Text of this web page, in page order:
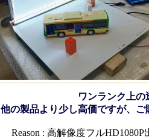
ワンランク上
他の製品より少し高価ですが、
Reason : 高解像度フル